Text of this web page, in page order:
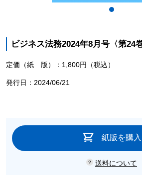
ビジネス法務2024年8月号〈第24
定価（紙 版）：1,800円（税込）
発行日：2024/06/21
紙版を購入
送料について